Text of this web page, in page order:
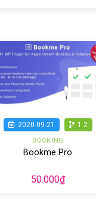
2020-09-21 1.2
BOOKING
Bookme Pro
50.000₫